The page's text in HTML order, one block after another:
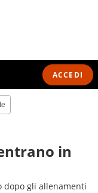
ACCEDI
in
dopo gli allenamenti